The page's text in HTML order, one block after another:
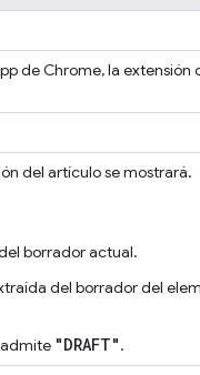
de Chrome, la extensión
del artículo se mostrará.
borrador actual.
del borrador del
admite "DRAFT".